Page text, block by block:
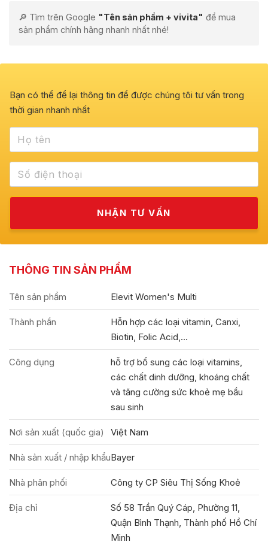
🔎 Tìm trên Google "Tên sản phẩm + vivita" để mua
sản phẩm chính hãng nhanh nhất nhé!
Bạn có thể để lại thông tin để được chúng tôi tư vấn trong
thời gian nhanh nhất
THÔNG TIN SẢN PHẨM
Tên sản phẩm Elevit Women's Multi
Thành phần
Hỗn hợp các loại vitamin, Canxi,
Biotin, Folic Acid,...
Công dụng
hỗ trợ bổ sung các loại vitamins,
các chất dinh dưỡng, khoáng chất
và tăng cường sức khoẻ mẹ bầu
sau sinh
Nơi sản xuất (quốc gia) Việt Nam
Nhà sản xuất / nhập khẩuBayer
Nhà phân phối Công ty CP Siêu Thị Sống Khoẻ
Địa chỉ
Số 58 Trần Quý Cáp, Phường 11,
Quận Bình Thạnh, Thành phố Hồ Chí
Minh